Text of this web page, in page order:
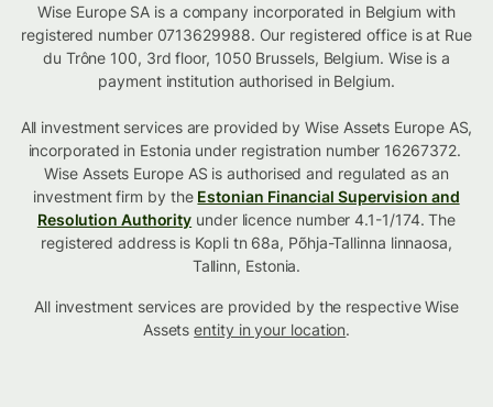
Wise Europe SA is a company incorporated in Belgium with
registered number 0713629988. Our registered office is at Rue
du Trône 100, 3rd floor, 1050 Brussels, Belgium. Wise is a
payment institution authorised in Belgium.
All investment services are provided by Wise Assets Europe AS,
incorporated in Estonia under registration number 16267372.
Wise Assets Europe AS is authorised and regulated as an
investment firm by the Estonian Financial Supervision and
Resolution Authority under licence number 4.1-1/174. The
registered address is Kopli tn 68a, Põhja-Tallinna linnaosa,
Tallinn, Estonia.
All investment services are provided by the respective Wise
Assetsentity in your location.